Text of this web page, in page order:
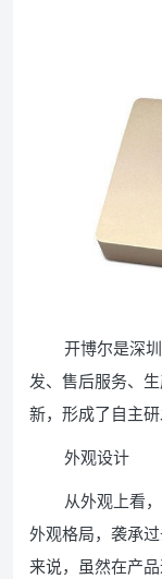
开博尔是深
发、售后服务、
新，形成了自主研
外观设计
从外观上看
外观格局，袭承
来说，虽然在产